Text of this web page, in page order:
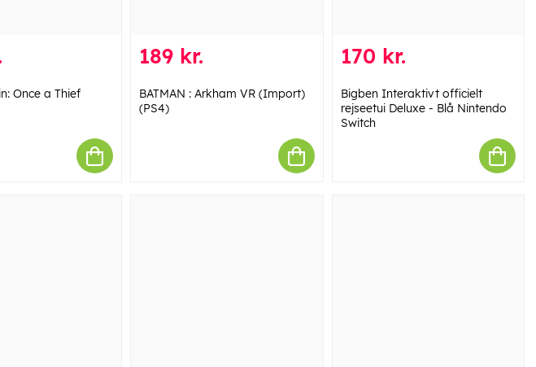
Once a Thief
189 kr.
BATMAN : Arkham VR (Import)
(PS4)
170 kr.
Bigben Interaktivt officielt
rejseetui Deluxe - Blå Nintendo
Switch